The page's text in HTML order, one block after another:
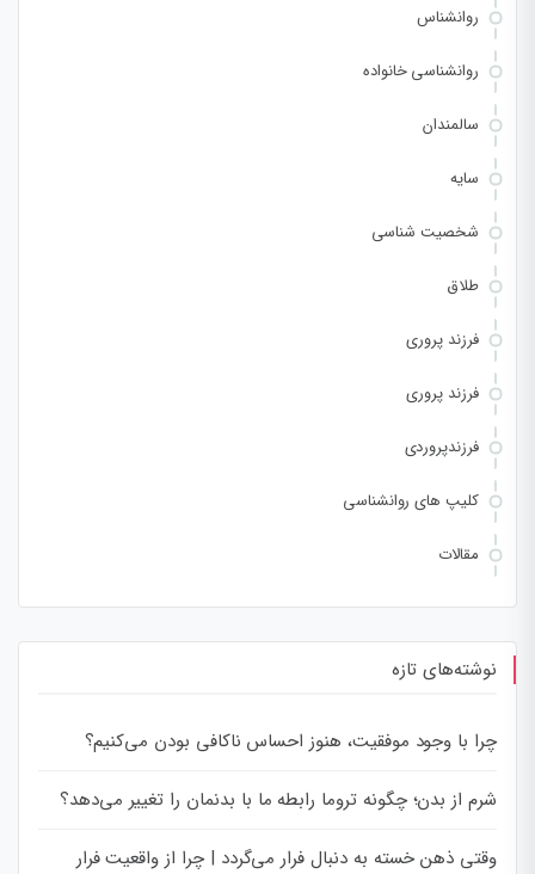
روانشناس
روانشناسی خانواده
سالمندان
سایه
شخصیت شناسی
طلاق
فرزند پروری
فرزند پروری
فرزندپروردی
کلیپ های روانشناسی
مقالات
نوشته‌های تازه
چرا با وجود موفقیت، هنوز احساس ناکافی بودن می‌کنیم؟
شرم از بدن؛ چگونه تروما رابطه ما با بدنمان را تغییر می‌دهد؟
وقتی ذهن خسته به دنبال فرار می‌گردد | چرا از واقعیت فرار